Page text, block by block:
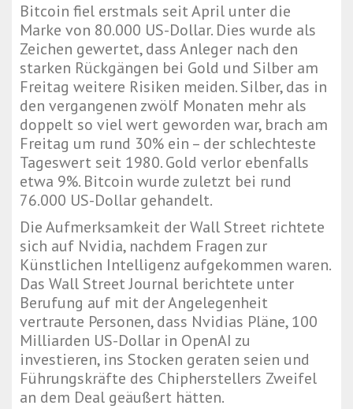
Bitcoin fiel erstmals seit April unter die
Marke von 80.000 US-Dollar. Dies wurde als
Zeichen gewertet, dass Anleger nach den
starken Rückgängen bei Gold und Silber am
Freitag weitere Risiken meiden. Silber, das in
den vergangenen zwölf Monaten mehr als
doppelt so viel wert geworden war, brach am
Freitag um rund 30% ein – der schlechteste
Tageswert seit 1980. Gold verlor ebenfalls
etwa 9%. Bitcoin wurde zuletzt bei rund
76.000 US-Dollar gehandelt.
Die Aufmerksamkeit der Wall Street richtete
sich auf Nvidia, nachdem Fragen zur
Künstlichen Intelligenz aufgekommen waren.
Das Wall Street Journal berichtete unter
Berufung auf mit der Angelegenheit
vertraute Personen, dass Nvidias Pläne, 100
Milliarden US-Dollar in OpenAI zu
investieren, ins Stocken geraten seien und
Führungskräfte des Chipherstellers Zweifel
an dem Deal geäußert hätten.